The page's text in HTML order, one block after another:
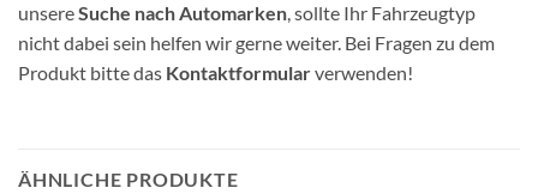
unsereSuche nach Automarken, sollte Ihr Fahrzeugtyp
nicht dabei sein helfen wir gerne weiter. Bei Fragen zu dem
Produkt bitte das Kontaktformularverwenden!
ÄHNLICHE PRODUKTE